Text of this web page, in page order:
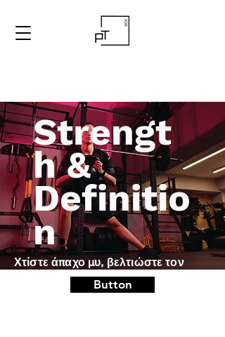
Strengt
h &
Definitio
n.
Χτίστε άπαχο μυ, βελτιώστε τον
τόνο και σμιλέψτε το σώμα σας. Το
EMS προσφέρει στοχευμένα
Button